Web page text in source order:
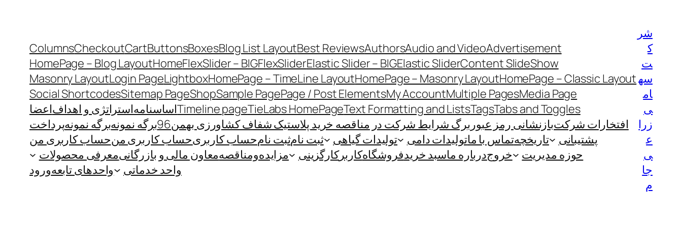
شر
ک
ت
سه
ام
ی
زرا
ع
ی
جا
م
Advertisement
Audio and Video
Authors
Best Reviews
Blog List Layout
Boxes
Buttons
Cart
Checkout
Columns
Content SlideShow
Elastic Slider
Elastic Slider – BIG
FlexSlider
FlexSlider – BIG
Home
HomePage – Blog Layout
HomePage – Classic Layout
HomePage – Masonry Layout
HomePage – TimeLine Layout
Lightbox
Login Page
Masonry Layout
Media Page
Multiple Pages
My Account
Page / Post Elements
Sample Page
Shop
Sitemap Page
Social Shortcodes
Tabs and Toggles
Tags
Text Formatting and Lists
TieLabs HomePage
Timeline pageاساسنامهاستراتژی و اهدافاعضا
افتخارات شرکتبازنشانی رمز عبور برگ شرایط شرکت در مناقصه خرید پلاستیک شفاف کشاورزی بهمن96 برگه نمونهبرگه نمونهپرداخت
پشتیبانی
تاریخچهتماس با ماتولیدات دامی تولیدات گیاهی ثبت نامثبت نامحساب کاربریحساب کاربری منحساب کاربری من
حوزه مدیریت
خروجدرباره ماسبد خریدفروشگاهکاربرکارگزینی مزایده‌و‌مناقصهمعاون مالی و بازرگانیمعرفی محصولات
واحد خدماتی
واحدهای تابعهورود